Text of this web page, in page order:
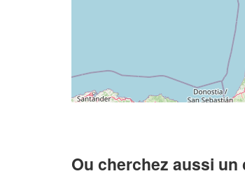
Ou cherchez aussi